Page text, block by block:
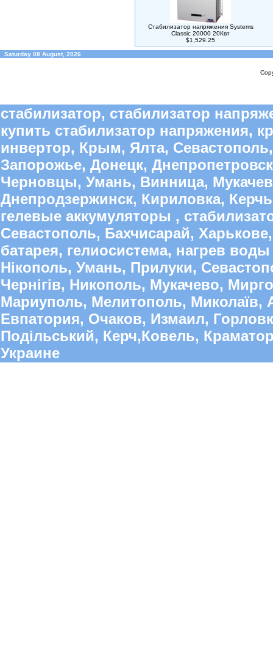
Стабилизатор напряжения Systems
Classic 20000 20Квт
$1,529.25
Saturday 08 August, 2026
стабилизатор, стабилизатор
купить стабилизатор напряжения,
инвертор, Крым, Ялта,
Запорожье, Донецк,
Черновцы, Умань, Винница,
Днепродзержинск, Кириловка,
гелевые аккумуляторы ,
Севастополь, Бахчисарай,
батарея, гелиосистема, нагрев
Нікополь, Умань, Прилуки,
Чернігів, Никополь, Мукачево,
Мариуполь, Мелитополь, Миколаїв,
Евпатория, Очаков, Измаил,
Подільський, Керч,Ковель,
Украине